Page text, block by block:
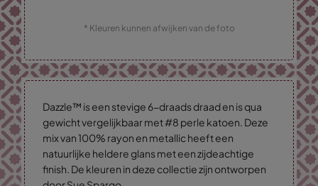
* Kleuren kunnen afwijken van de foto
Dazzle™ is een stevige 6-draads draad en is qua
gewicht vergelijkbaar met #8 perle katoen. Deze
mix van 100% rayon en metallic heeft een
natuurlijke heldere glans met een zijdeachtige
finish. De kleuren in deze collectie zijn ontworpen